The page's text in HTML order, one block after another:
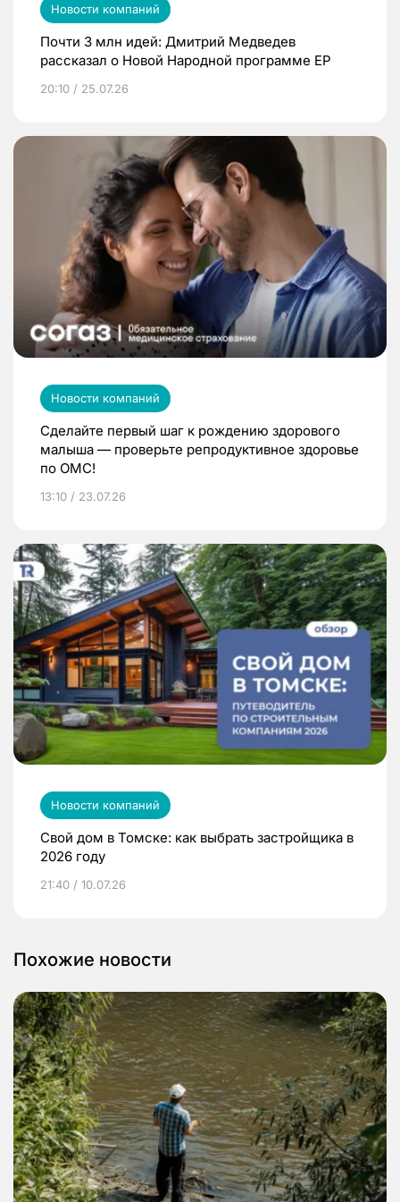
Новости компаний
Почти 3 млн идей: Дмитрий Медведев
рассказал о Новой Народной программе ЕР
20:10 / 25.07.26
Новости компаний
Сделайте первый шаг к рождению здорового
малыша — проверьте репродуктивное здоровье
по ОМС!
13:10 / 23.07.26
Новости компаний
Свой дом в Томске: как выбрать застройщика в
2026 году
21:40 / 10.07.26
Похожие новости